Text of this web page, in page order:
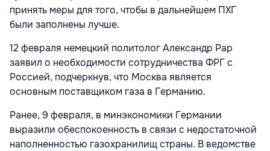
принять меры для того, чтобы в дальнейшем ПХГ
были заполнены лучше.
12 февраля немецкий политолог Александр Рар
заявил о необходимости сотрудничества ФРГ с
Россией, подчеркнув, что Москва является
основным поставщиком газа в Германию.
Ранее, 9 февраля, в минэкономики Германии
выразили обеспокоенность в связи с недостаточной
наполненностью газохранилищ страны. В ведомстве